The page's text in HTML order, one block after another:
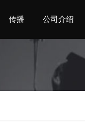
传播 公司介绍